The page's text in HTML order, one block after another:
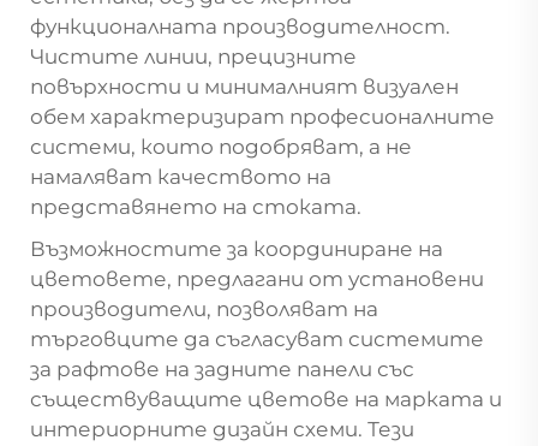
функционалната производителност.
Чистите линии, прецизните
повърхности и минималният визуален
обем характеризират професионалните
системи, които подобряват, а не
намаляват качеството на
представянето на стоката.
Възможностите за координиране на
цветовете, предлагани от установени
производители, позволяват на
търговците да съгласуват системите
за рафтове на задните панели със
съществуващите цветове на марката и
интериорните дизайн схеми. Тези